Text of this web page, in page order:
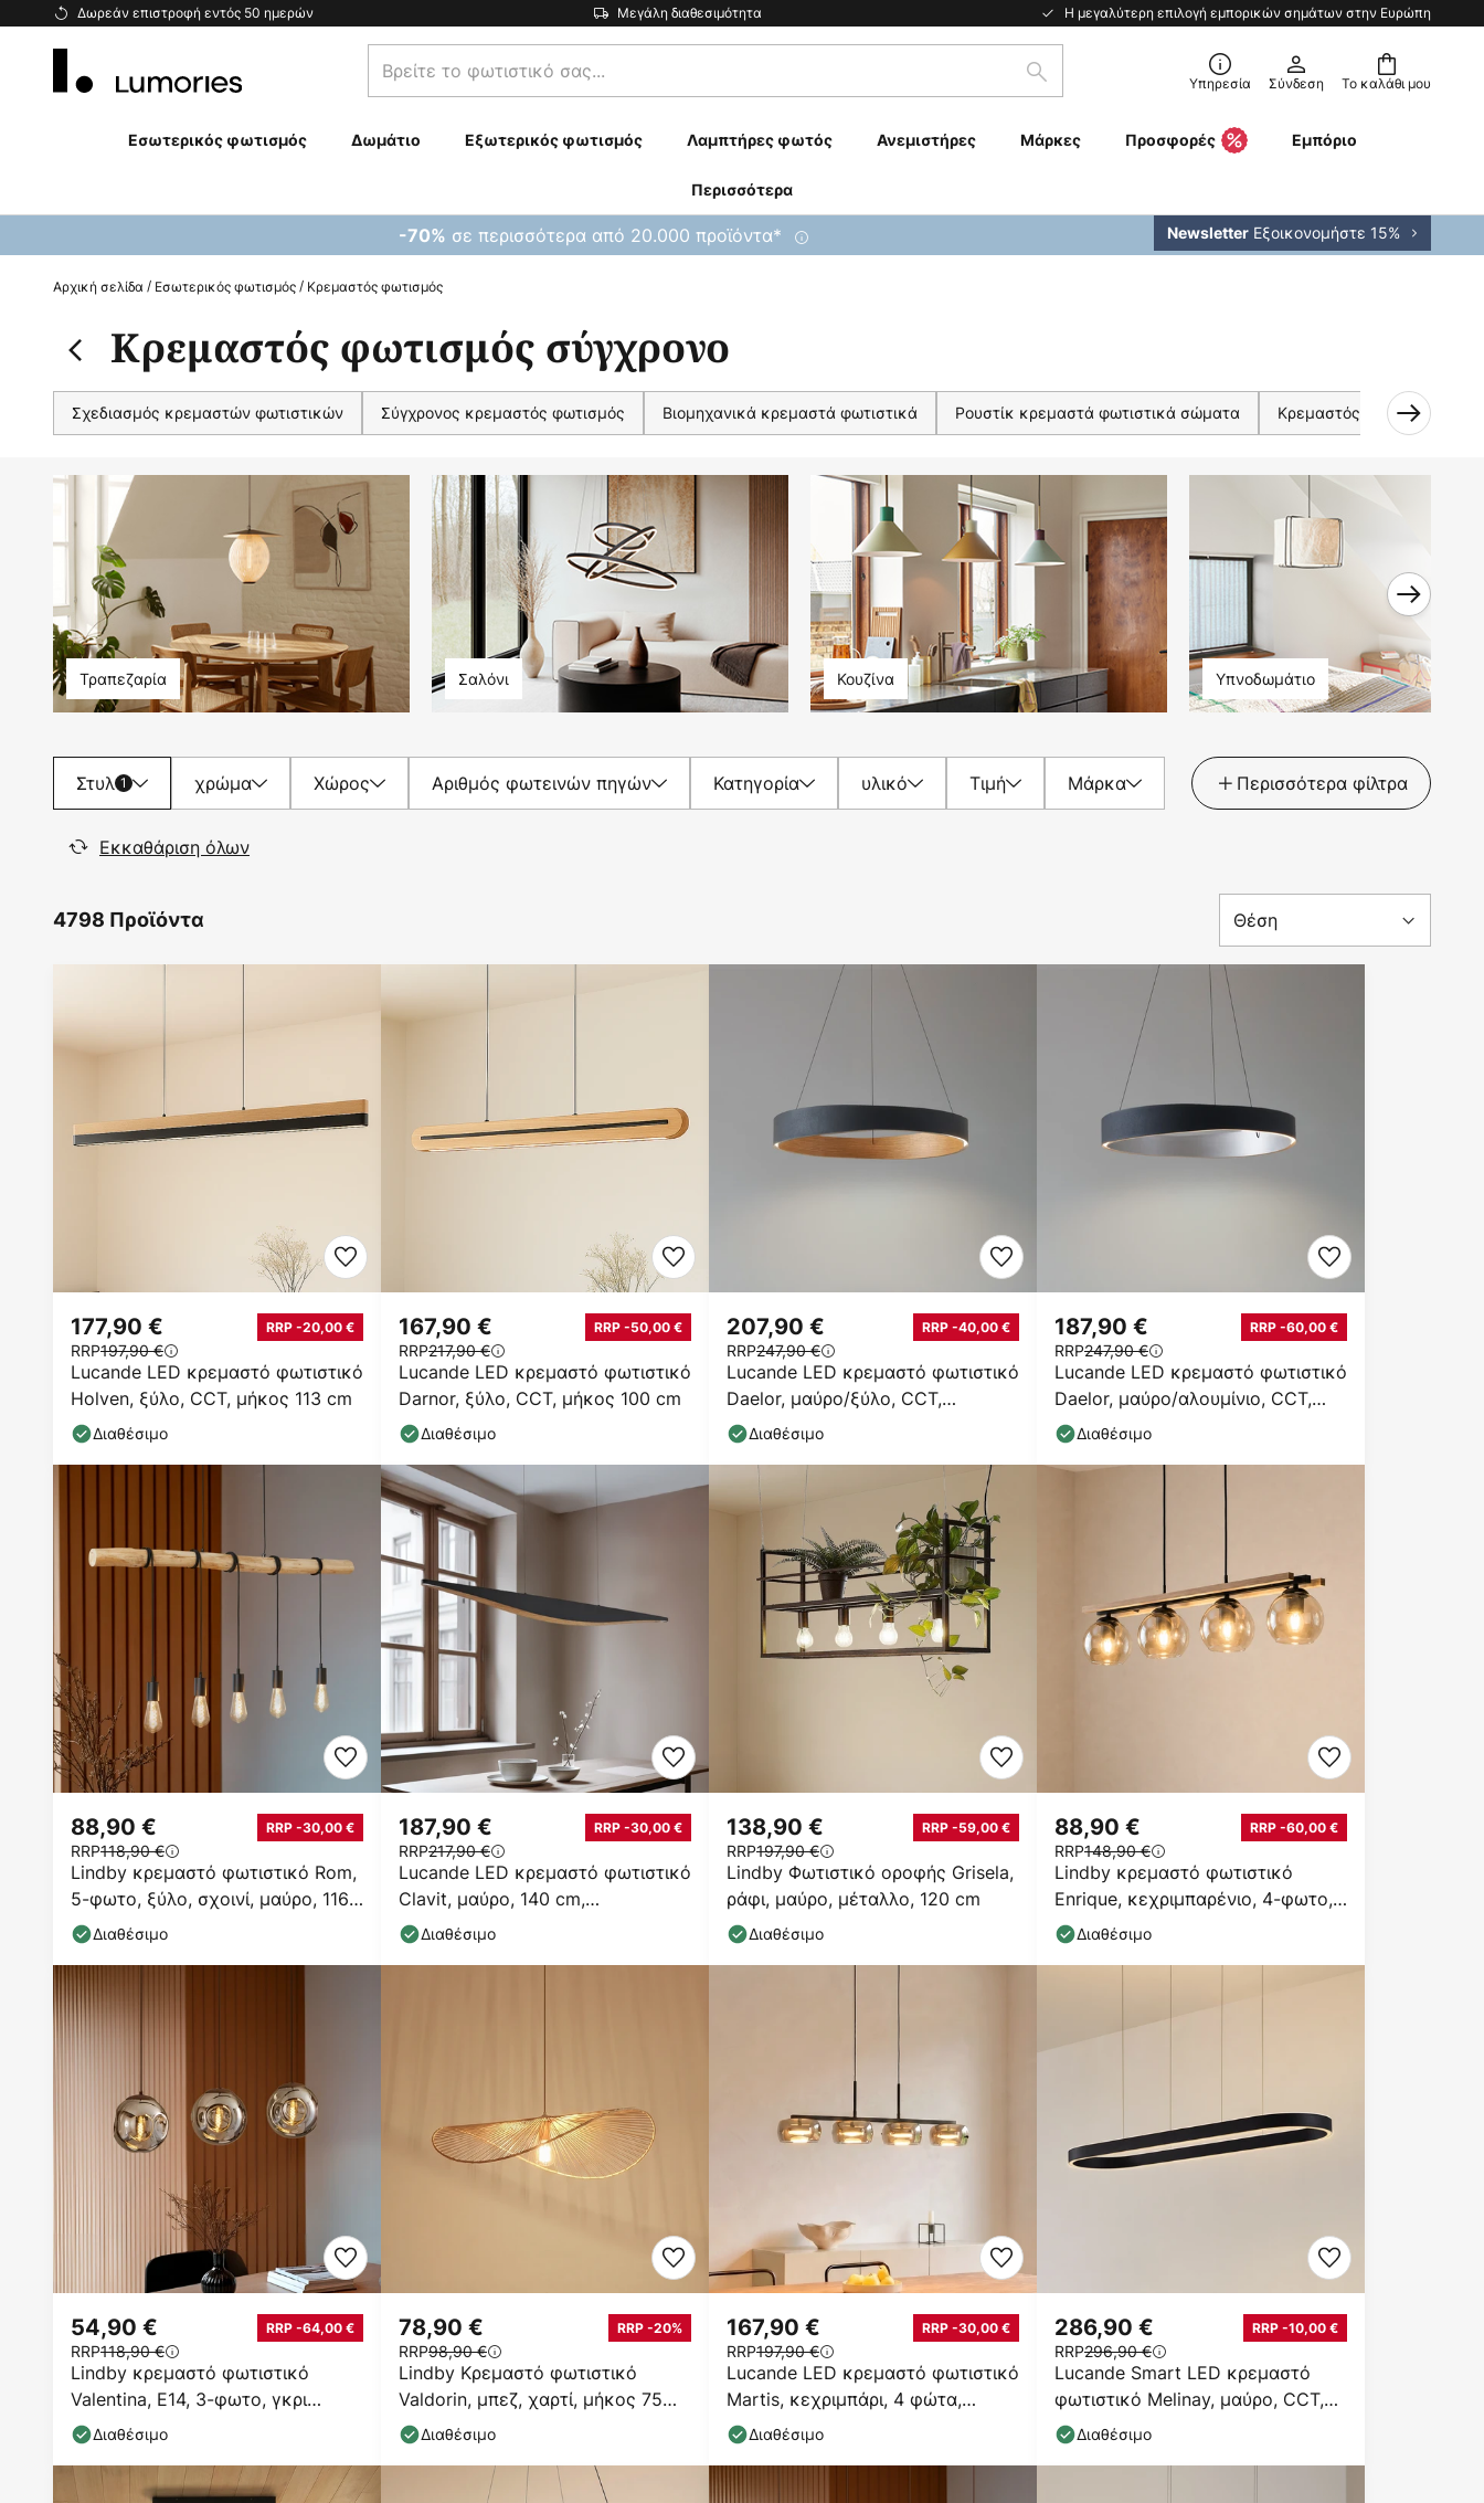
Δωρεάν επιστροφή εντός 50 ημερών Μεγάλη διαθεσιμότητα Η μεγαλύτερη επιλογή εμπορικών σημάτων στην Ευρώπη
Μετάβαση
Το καλάθι μου
Βρείτε
το
σας...
Αναζήτηση Υπηρεσία Σύνδεση
Εσωτερικός φωτισμός Δωμάτιο Εξωτερικός φωτισμός Λαμπτήρες φωτός Ανεμιστήρες Μάρκες Προσφορές Εμπόριο
Περισσότερα
-70% σε περισσότερα από 20.000 προϊόντα* Newsletter Εξοικονομήστε 15%
Αρχική σελίδα Εσωτερικός φωτισμός Κρεμαστός φωτισμός
Κρεμαστός φωτισμός σύγχρονο
Σχεδιασμός κρεμαστών φωτιστικών Σύγχρονος κρεμαστός φωτισμός Βιομηχανικά κρεμαστά φωτιστικά Ρουστίκ κρεμαστά φωτιστικά σώματα Κρεμαστός φωτισμός
Τραπεζαρία Σαλόνι Κουζίνα Υπνοδωμάτιο
Στυλ 1 χρώμα Χώρος Αριθμός φωτεινών πηγών Κατηγορία υλικό Τιμή Μάρκα Περισσότερα φίλτρα
Εκκαθάριση όλων
4798 Προϊόντα
Lucande LED κρεμαστό φωτιστικό
Holven, ξύλο, CCT, μήκος 113 cm
177,90 € RRP -20,00 €
RRP197,90 €
Διαθέσιμο
Lucande LED κρεμαστό φωτιστικό
Darnor, ξύλο, CCT, μήκος 100 cm
167,90 € RRP -50,00 €
RRP217,90 €
Διαθέσιμο
Lucande LED κρεμαστό φωτιστικό
Daelor, μαύρο/ξύλο, CCT,
ρυθμιζόμενο
207,90 € RRP -40,00 €
RRP247,90 €
Διαθέσιμο
Lucande LED κρεμαστό φωτιστικό
Daelor, μαύρο/αλουμίνιο, CCT,
ρυθμιζόμενη ένταση
187,90 € RRP -60,00 €
RRP247,90 €
Διαθέσιμο
Lindby κρεμαστό φωτιστικό Rom,
5-φωτο, ξύλο, σχοινί, μαύρο, 116
cm
88,90 € RRP -30,00 €
RRP118,90 €
Διαθέσιμο
Lucande LED κρεμαστό φωτιστικό
Clavit, μαύρο, 140 cm,
ρυθμιζόμενο
187,90 € RRP -30,00 €
RRP217,90 €
Διαθέσιμο
Lindby Φωτιστικό οροφής Grisela,
ράφι, μαύρο, μέταλλο, 120 cm
138,90 € RRP -59,00 €
RRP197,90 €
Διαθέσιμο
Lindby κρεμαστό φωτιστικό
Enrique, κεχριμπαρένιο, 4-φωτο,
γυαλί, ξύλο, E27
88,90 € RRP -60,00 €
RRP148,90 €
Διαθέσιμο
Lindby κρεμαστό φωτιστικό
Valentina, E14, 3-φωτο, γκρι
καπνί, γυαλί
54,90 € RRP -64,00 €
RRP118,90 €
Διαθέσιμο
Lindby Κρεμαστό φωτιστικό
Valdorin, μπεζ, χαρτί, μήκος 75
cm
78,90 € RRP -20%
RRP98,90 €
Διαθέσιμο
Lucande LED κρεμαστό φωτιστικό
Martis, κεχριμπάρι, 4 φώτα,
ρυθμιζόμενη ένταση
167,90 € RRP -30,00 €
RRP197,90 €
Διαθέσιμο
Lucande Smart LED κρεμαστό
φωτιστικό Melinay, μαύρο, CCT,
Tuya
286,90 € RRP -10,00 €
RRP296,90 €
Διαθέσιμο